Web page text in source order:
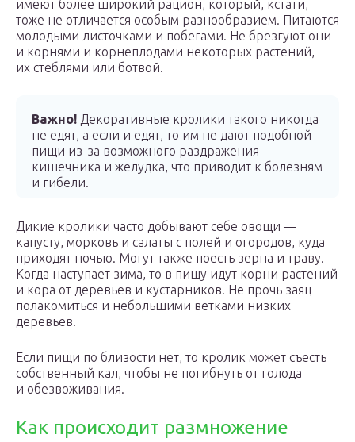
имеют более широкий рацион, который, кстати,
тоже не отличается особым разнообразием. Питаются
молодыми листочками и побегами. Не брезгуют они
и корнями и корнеплодами некоторых растений,
их стеблями или ботвой.
Важно! Декоративные кролики такого никогда
не едят, а если и едят, то им не дают подобной
пищи из-за возможного раздражения
кишечника и желудка, что приводит к болезням
и гибели.
Дикие кролики часто добывают себе овощи —
капусту, морковь и салаты с полей и огородов, куда
приходят ночью. Могут также поесть зерна и траву.
Когда наступает зима, то в пищу идут корни растений
и кора от деревьев и кустарников. Не прочь заяц
полакомиться и небольшими ветками низких
деревьев.
Если пищи по близости нет, то кролик может съесть
собственный кал, чтобы не погибнуть от голода
и обезвоживания.
Как происходит размножение